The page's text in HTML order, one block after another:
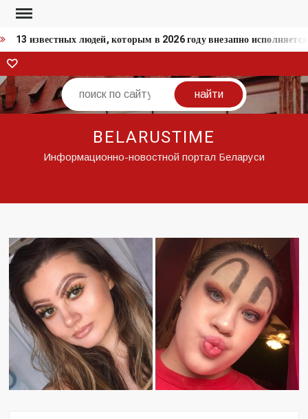
Перейти
содержимому
13 известных людей, которым в 2026 году внезапно
ВКонтакте
Поиск
BELARUSTIME
Информационно-новостной портал Беларуси